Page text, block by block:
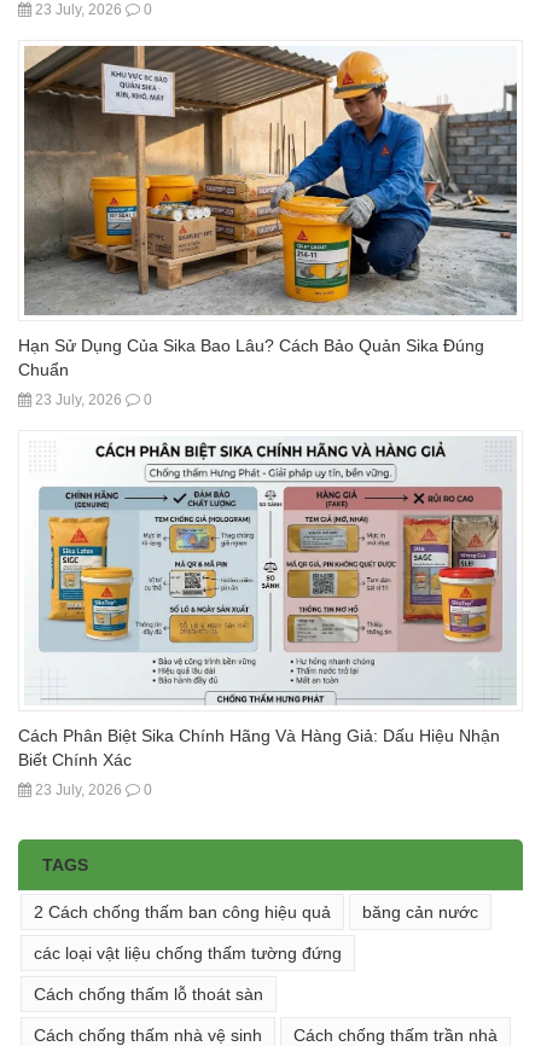
23 July, 2026 0
Hạn Sử Dụng Của Sika Bao Lâu? Cách Bảo Quản Sika Đúng
Chuẩn
23 July, 2026 0
Cách Phân Biệt Sika Chính Hãng Và Hàng Giả: Dấu Hiệu Nhận
Biết Chính Xác
23 July, 2026 0
TAGS
2 Cách chống thấm ban công hiệu quả băng cản nước
các loại vật liệu chống thấm tường đứng
Cách chống thấm lỗ thoát sàn
Cách chống thấm nhà vệ sinh Cách chống thấm trần nhà